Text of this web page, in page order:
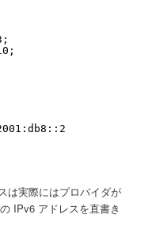
は実際にはプロバイダが
IPv6 アドレスを直書き